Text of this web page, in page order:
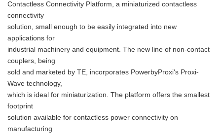
Contactless Connectivity Platform, a miniaturized contactless
connectivity
solution, small enough to be easily integrated into new
applications for
industrial machinery and equipment. The new line of non-contact
couplers, being
sold and marketed by TE, incorporates PowerbyProxi's Proxi-
Wave technology,
which is ideal for miniaturization. The platform offers the smallest
footprint
solution available for contactless power connectivity on
manufacturing